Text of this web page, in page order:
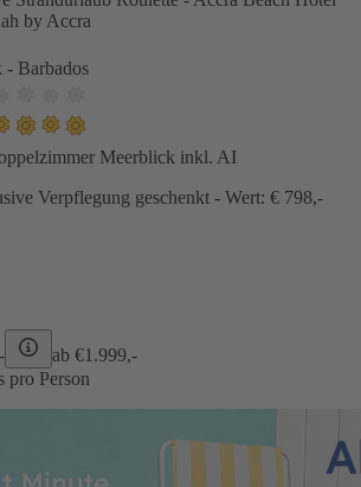
by Accra
- Barbados
Meerblick inkl. AI
Verpflegung geschenkt - Wert: € 798,-
ab €1.999,-
pro Person